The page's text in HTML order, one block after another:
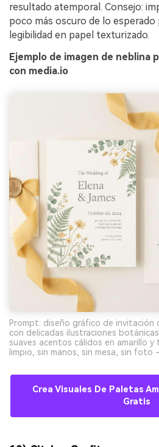
resultado atemporal. Consejo:
poco más oscuro de lo
legibilidad en papel texturizado.
Ejemplo de imagen de neblina
con media.io
Prompt: diseño gráfico de
con delicadas ilustraciones
suaves acentos cálidos en amarillo
limpio, sin manos, sin mesa, sin foto
Crea Visuales De Paletas
Gratis